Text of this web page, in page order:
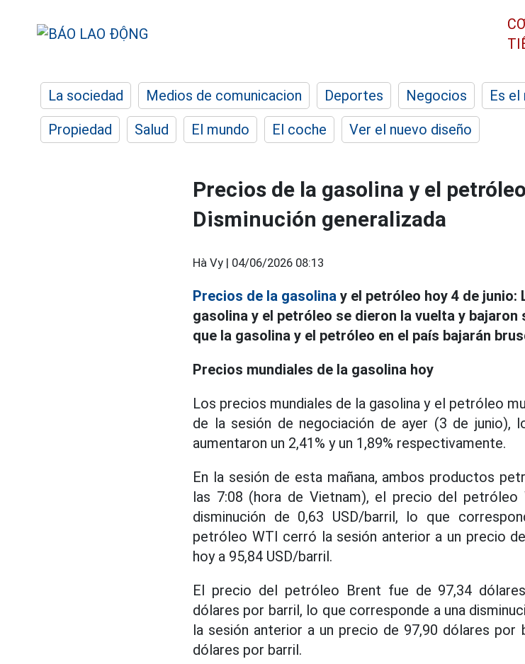
La sociedad Medios de comunicacion Deportes Negocios Es
Propiedad
Salud El mundo El coche Ver el nuevo diseño
Precios de la gasolina y el
Disminución generalizada
Hà Vy | 04/06/2026 08:13
Precios de la gasolina y el petróleo hoy 4 de
gasolina y el petróleo se dieron la vuelta y
que la gasolina y el petróleo en el país bajarán
Precios mundiales de la gasolina hoy
Los precios mundiales de la gasolina y el petróleo
de la sesión de negociación de ayer (3 de
aumentaron un 2,41% y un 1,89% respectivamente.
En la sesión de esta mañana, ambos productos
las 7:08 (hora de Vietnam), el precio del petróleo
disminución de 0,63 USD/barril, lo que
petróleo WTI cerró la sesión anterior a un precio
hoy a 95,84 USD/barril.
El precio del petróleo Brent fue de 97,34
dólares por barril, lo que corresponde a una
la sesión anterior a un precio de 97,90 dólares por
dólares por barril.